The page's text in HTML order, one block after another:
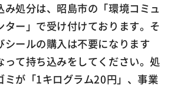
処分は、昭島市の「環境コミュ
ター」で受け付けております。そ
シールの購入は不要になります
って持ち込みをしてください。処
ミが「1キログラム20円」、事業